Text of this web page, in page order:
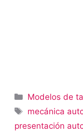
Categorías
Modelos de
Etiquetas
mecánica
presentación